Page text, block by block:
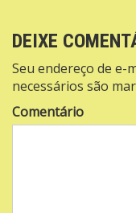
Post
DEIXE
Seu endereço de e-
necessários são
Comentário